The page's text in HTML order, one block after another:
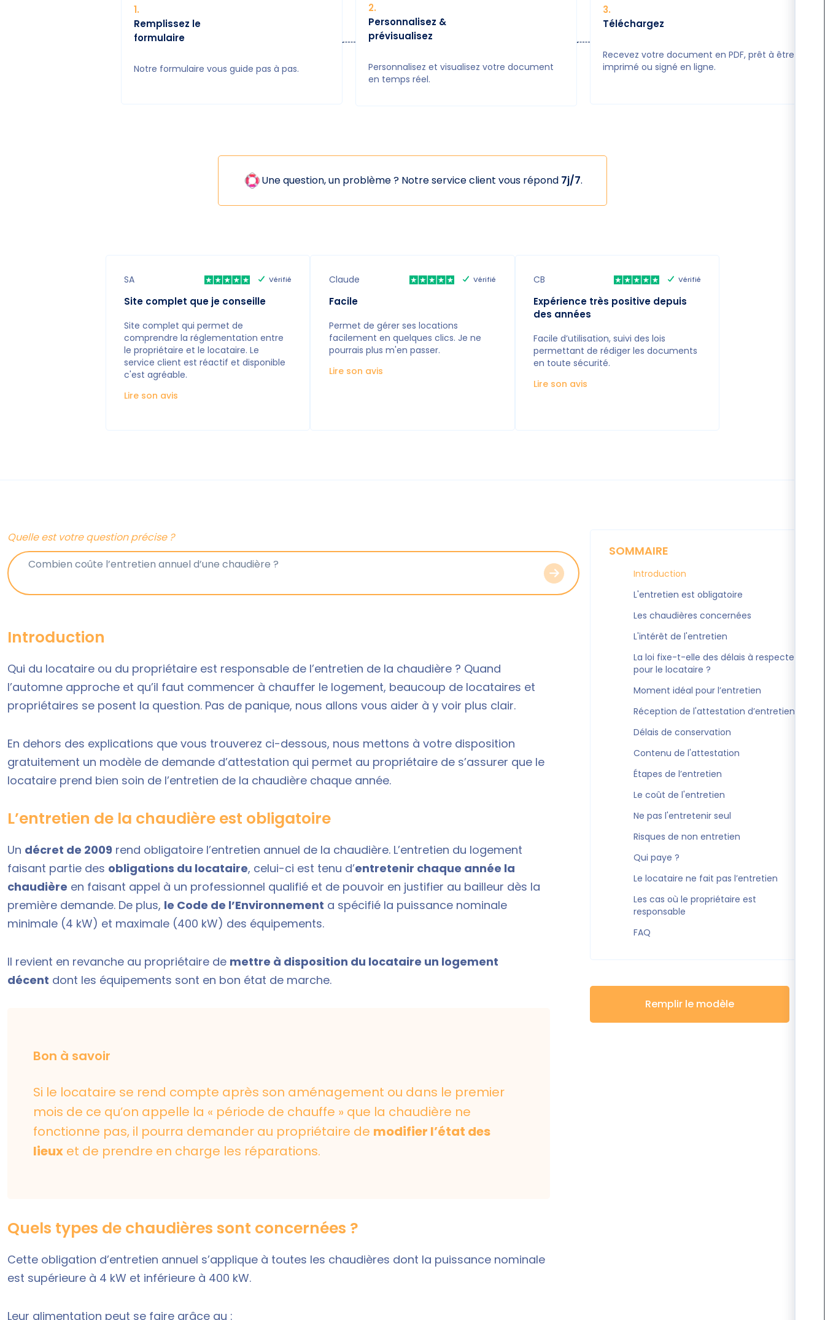
1.
Remplissez le
formulaire
Notre formulaire vous guide pas à pas.
2.
Personnalisez &
prévisualisez
Personnalisez et visualisez votre document
en temps réel.
3.
Téléchargez
Recevez votre document en PDF, prêt à être
imprimé ou signé en ligne.
Une question, un problème ? Notre service client vous répond 7j/7.
SA Vérifié
Site complet que je conseille
Site complet qui permet de
comprendre la réglementation entre
le propriétaire et le locataire. Le
service client est réactif et disponible
c'est agréable.
Lire son avis
Claude Vérifié
Facile
Permet de gérer ses locations
facilement en quelques clics. Je ne
pourrais plus m'en passer.
Lire son avis
CB Vérifié
Expérience très positive depuis
des années
Facile d’utilisation, suivi des lois
permettant de rédiger les documents
en toute sécurité.
Lire son avis
Quelle est votre question précise ?
Introduction
Qui du locataire ou du propriétaire est responsable de l’entretien de la chaudière ? Quand
l’automne approche et qu’il faut commencer à chauffer le logement, beaucoup de locataires et
propriétaires se posent la question. Pas de panique, nous allons vous aider à y voir plus clair.
En dehors des explications que vous trouverez ci-dessous, nous mettons à votre disposition
gratuitement un modèle de demande d’attestation qui permet au propriétaire de s’assurer que le
locataire prend bien soin de l’entretien de la chaudière chaque année.
L’entretien de la chaudière est obligatoire
Un décret de 2009 rend obligatoire l’entretien annuel de la chaudière. L’entretien du logement
faisant partie des obligations du locataire, celui-ci est tenu d’entretenir chaque année la
chaudière en faisant appel à un professionnel qualifié et de pouvoir en justifier au bailleur dès la
première demande. De plus, le Code de l’Environnement a spécifié la puissance nominale
minimale (4 kW) et maximale (400 kW) des équipements.
Il revient en revanche au propriétaire de mettre à disposition du locataire un logement
décent dont les équipements sont en bon état de marche.
Bon à savoir
Si le locataire se rend compte après son aménagement ou dans le premier
mois de ce qu’on appelle la « période de chauffe » que la chaudière ne
fonctionne pas, il pourra demander au propriétaire de modifier l’état des
lieux et de prendre en charge les réparations.
Quels types de chaudières sont concernées ?
Cette obligation d’entretien annuel s’applique à toutes les chaudières dont la puissance nominale
est supérieure à 4 kW et inférieure à 400 kW.
Leur alimentation peut se faire grâce au :
SOMMAIRE
Introduction
L'entretien est obligatoire
Les chaudières concernées
L'intérêt de l'entretien
La loi fixe-t-elle des délais à respecter
pour le locataire ?
Moment idéal pour l’entretien
Réception de l'attestation d’entretien
Délais de conservation
Contenu de l'attestation
Étapes de l’entretien
Le coût de l'entretien
Ne pas l'entretenir seul
Risques de non entretien
Qui paye ?
Le locataire ne fait pas l’entretien
Les cas où le propriétaire est
responsable
FAQ
Remplir le modèle